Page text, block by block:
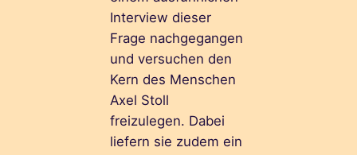
Interview dieser
Frage nachgegangen
und versuchen den
Kern des Menschen
Axel Stoll
freizulegen. Dabei
liefern sie zudem ein